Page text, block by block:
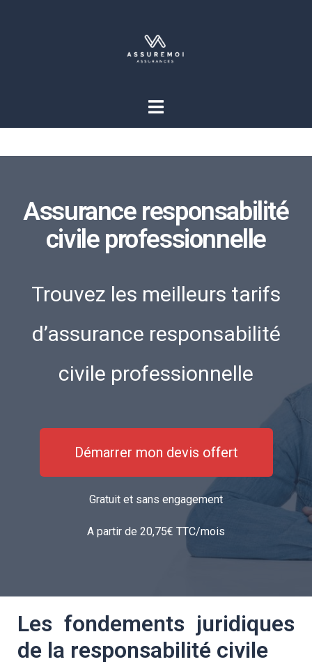
Assurance responsabilité
civile professionnelle
Trouvez les meilleurs tarifs
d’assurance responsabilité
civile professionnelle
Démarrer mon devis offert
Gratuit et sans engagement
A partir de 20,75€ TTC/mois
Les fondements juridiques
de la responsabilité civile